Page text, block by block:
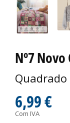
Nº7
6,99 €
Com IVA